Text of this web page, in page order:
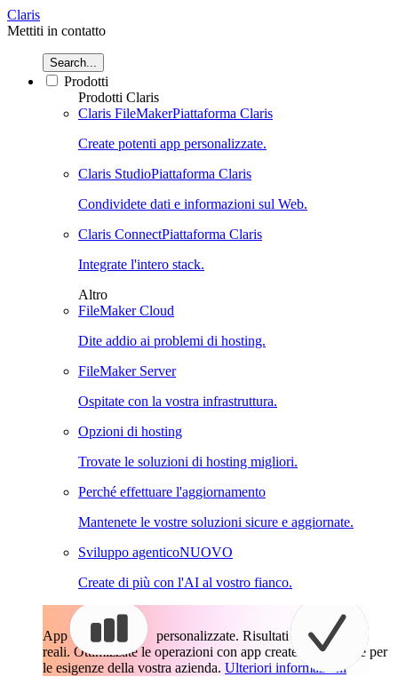
Claris
Mettiti in contatto
Search...
Prodotti
Prodotti Claris
Claris FileMakerPiattaforma Claris
Create potenti app personalizzate.
Claris StudioPiattaforma Claris
Condividete dati e informazioni sul Web.
Claris ConnectPiattaforma Claris
Integrate l'intero stack.
Altro
FileMaker Cloud
Dite addio ai problemi di hosting.
FileMaker Server
Ospitate con la vostra infrastruttura.
Opzioni di hosting
Trovate le soluzioni di hosting migliori.
Perché effettuare l'aggiornamento
Mantenete le vostre soluzioni sicure e aggiornate.
Sviluppo agenticoNUOVO
Create di più con l'AI al vostro fianco.
App
personalizzate. Risultati
reali. Ottimizzate le operazioni con app create esattamente per
le esigenze della vostra azienda. Ulteriori informazioni